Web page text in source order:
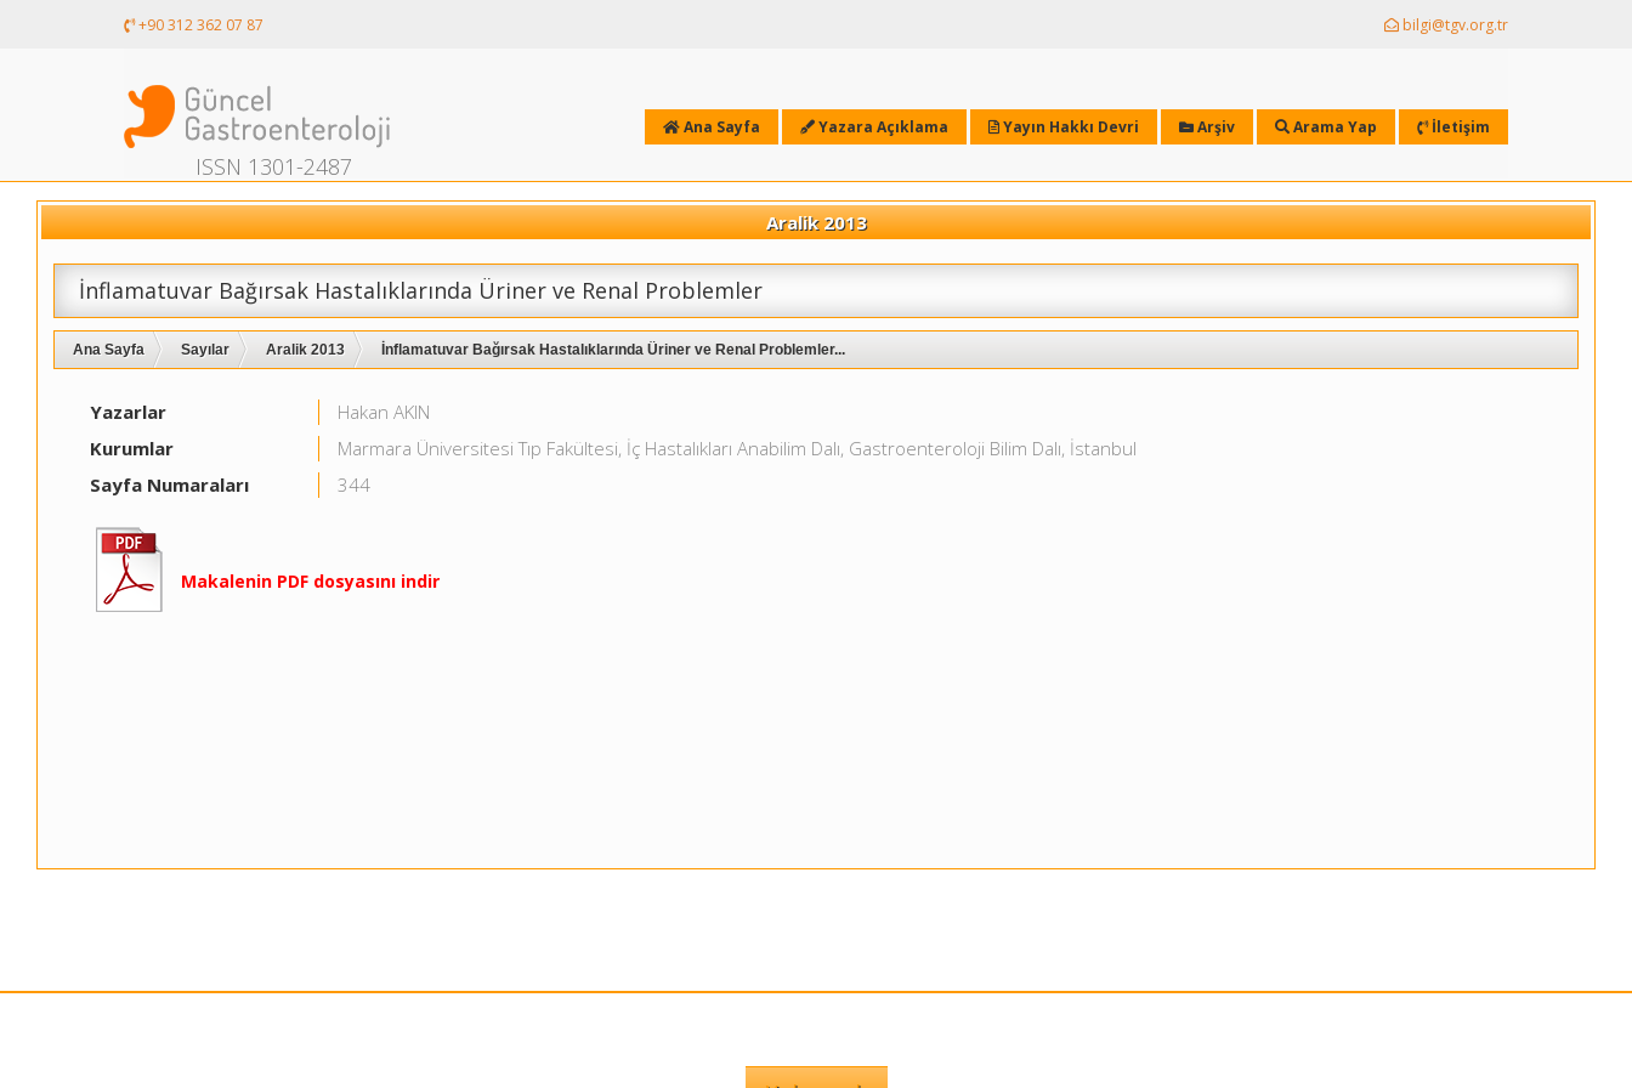
+90 312 362 07 87 bilgi@tgv.org.tr
ISSN 1301-2487
Ana Sayfa Yazara Açıklama Yayın Hakkı Devri Arşiv Arama Yap İletişim
Aralik 2013
İnflamatuvar Bağırsak Hastalıklarında Üriner ve Renal Problemler
Ana Sayfa Sayılar Aralik 2013 İnflamatuvar Bağırsak Hastalıklarında Üriner ve Renal Problemler...
Yazarlar
Hakan AKIN
Kurumlar
Marmara Üniversitesi Tıp Fakültesi, İç Hastalıkları Anabilim Dalı, Gastroenteroloji Bilim Dalı, İstanbul
Sayfa Numaraları
344
Makalenin PDF dosyasını indir